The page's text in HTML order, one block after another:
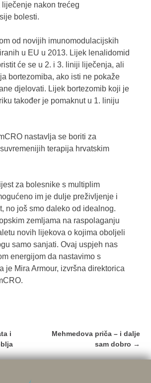
nakon trećeg
bolesti.
od novijih imunomodulacijskih
u EU u 2013. Lijek lenalidomid
će se u 2. i 3. liniji liječenja, ali
bortezomiba, ako isti ne pokaže
djelovati. Lijek bortezomib koji je
također je pomaknut u 1. liniju
nastavlja se boriti za
terapija hrvatskim
za bolesnike s multiplim
im je dulje preživljenje i
no još smo daleko od idealnog.
zemljama na raspolaganju
novih lijekova o kojima oboljeli
samo sanjati. Ovaj uspjeh nas
energijom da nastavimo s
je Mira Armour, izvršna direktorica
i
Mehmedova priča – i dalje
sam dobro →